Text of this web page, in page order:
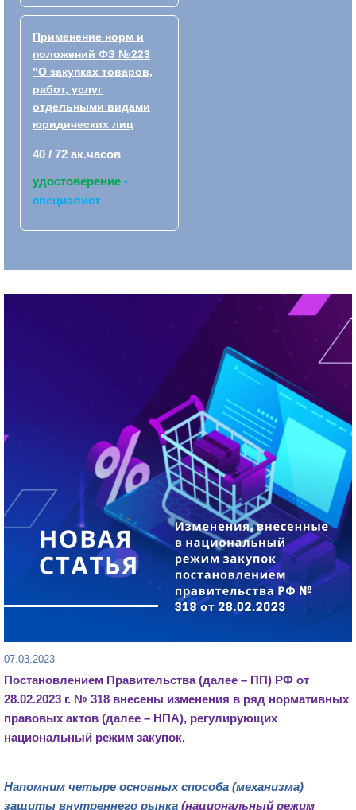
Применение норм и
положений ФЗ №223
"О закупках товаров,
работ, услуг
отдельными видами
юридических лиц
40 / 72 ак.часов
удостоверение -
специалист
07.03.2023
Постановлением Правительства (далее – ПП) РФ от
28.02.2023 г. № 318 внесены изменения в ряд нормативных
правовых актов (далее – НПА), регулирующих
национальный режим закупок.
Напомним четыре основных способа (механизма)
защиты внутреннего рынка (национальный режим